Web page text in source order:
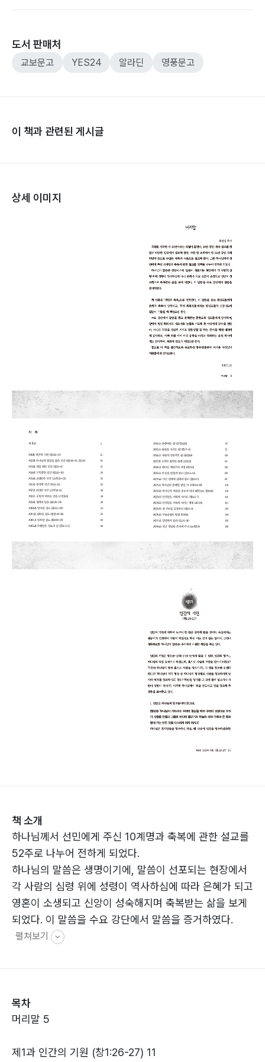
도서 판매처
교보문고 YES24 알라딘 영풍문고
이 책과 관련된 게시글
상세 이미지
책 소개
하나님께서 선민에게 주신 10계명과 축복에 관한 설교를
52주로 나누어 전하게 되었다.
하나님의 말씀은 생명이기에, 말씀이 선포되는 현장에서
각 사람의 심령 위에 성령이 역사하심에 따라 은혜가 되고
영혼이 소생되고 신앙이 성숙해지며 축복받는 삶을 보게
되었다. 이 말씀을 수요 강단에서 말씀을 증거하였다.
펼쳐보기
목차
머리말 5
제1과 인간의 기원 (창1:26-27) 11